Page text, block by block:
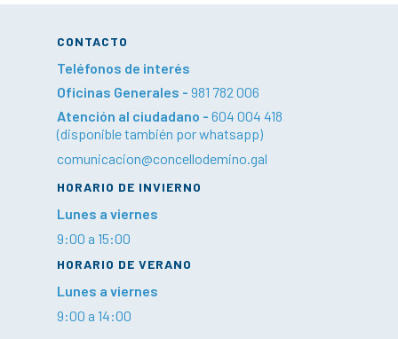
CONTACTO
Teléfonos de interés
Oficinas Generales - 981 782 006
Atención al ciudadano - 604 004 418
(disponible también por whatsapp)
comunicacion@concellodemino.gal
HORARIO DE INVIERNO
Lunes a viernes
9:00 a 15:00
HORARIO DE VERANO
Lunes a viernes
9:00 a 14:00